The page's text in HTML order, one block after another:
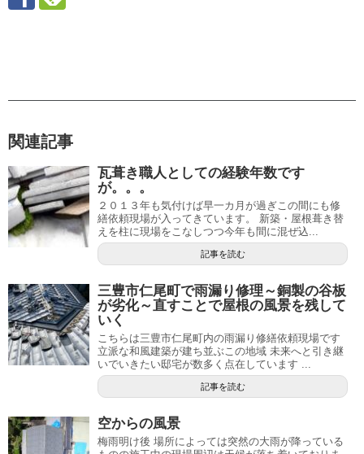
関連記事
瓦葺き職人としての経験年数です
が。。。
２０１３年も気付けば早一カ月が過ぎこの間にも修
繕依頼現場が入ってきています。 新築・屋根葺き替
えを柱に現場をこなしつつ今年も間に混ぜ込...
記事を読む
三豊市仁尾町で雨漏り修理～銅製の谷板
が劣化～直すことで屋根の風景を残して
いく
こちらは三豊市仁尾町内の雨漏り修繕依頼現場です
立派な和風建築が建ち並ぶこの地域 未来へと引き継
いでいきたい邸宅が数多く点在しています ...
記事を読む
空からの風景
梅雨明け後 場所によっては突然の大雨が降っている